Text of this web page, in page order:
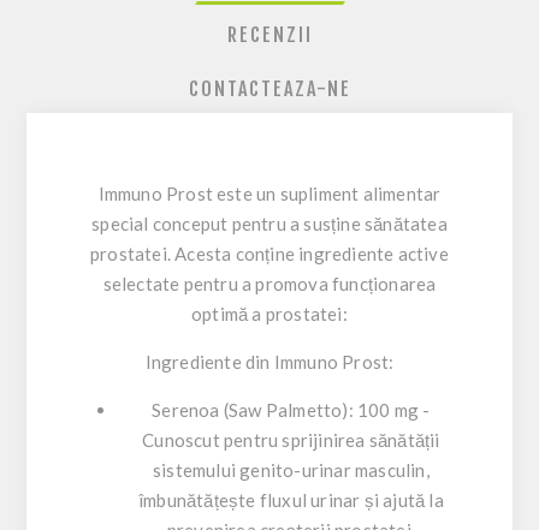
RECENZII
CONTACTEAZA-NE
Immuno Prost este un supliment alimentar
special conceput pentru a susține sănătatea
prostatei. Acesta conține ingrediente active
selectate pentru a promova funcționarea
optimă a prostatei:
Ingrediente din Immuno Prost:
Serenoa (Saw Palmetto): 100 mg -
Cunoscut pentru sprijinirea sănătății
sistemului genito-urinar masculin,
îmbunătățește fluxul urinar și ajută la